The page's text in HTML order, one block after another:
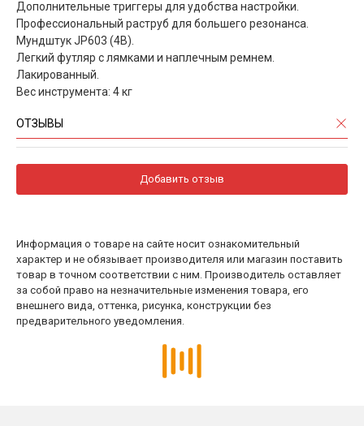
Дополнительные триггеры для удобства настройки.
Профессиональный раструб для большего резонанса.
Мундштук JP603 (4B).
Легкий футляр с лямками и наплечным ремнем.
Лакированный.
Вес инструмента: 4 кг
ОТЗЫВЫ
Добавить отзыв
Информация о товаре на сайте носит ознакомительный
характер и не обязывает производителя или магазин поставить
товар в точном соответствии с ним. Производитель оставляет
за собой право на незначительные изменения товара, его
внешнего вида, оттенка, рисунка, конструкции без
предварительного уведомления.